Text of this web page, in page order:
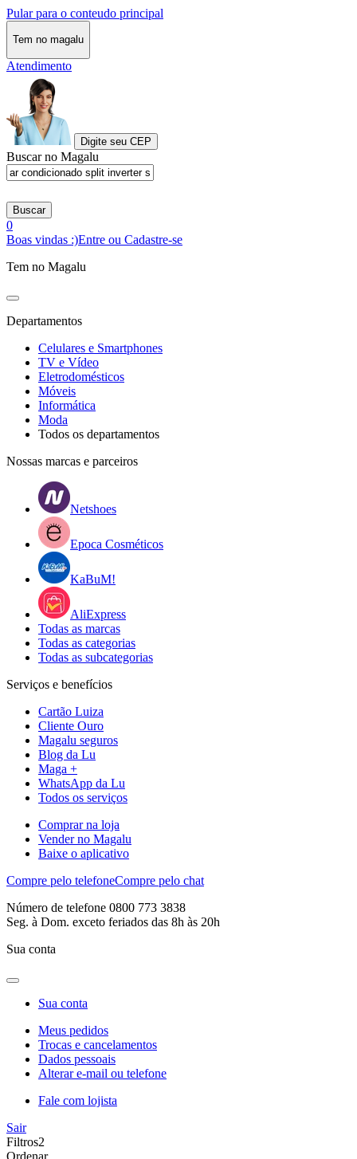
Pular para o conteudo principal
Tem no magalu
Atendimento
Digite seu CEP
Buscar no Magalu
Buscar
0
Boas vindas :)Entre ou Cadastre-se
Tem no Magalu
Departamentos
Celulares e Smartphones
TV e Vídeo
Eletrodomésticos
Móveis
Informática
Moda
Todos os departamentos
Nossas marcas e parceiros
Netshoes
Epoca Cosméticos
KaBuM!
AliExpress
Todas as marcas
Todas as categorias
Todas as subcategorias
Serviços e benefícios
Cartão Luiza
Cliente Ouro
Magalu seguros
Blog da Lu
Maga +
WhatsApp da Lu
Todos os serviços
Comprar na loja
Vender no Magalu
Baixe o aplicativo
Compre pelo telefoneCompre pelo chat
Número de telefone 0800 773 3838
Seg. à Dom. exceto feriados das 8h às 20h
Sua conta
Sua conta
Meus pedidos
Trocas e cancelamentos
Dados pessoais
Alterar e-mail ou telefone
Fale com lojista
Sair
Filtros2
Ordenar